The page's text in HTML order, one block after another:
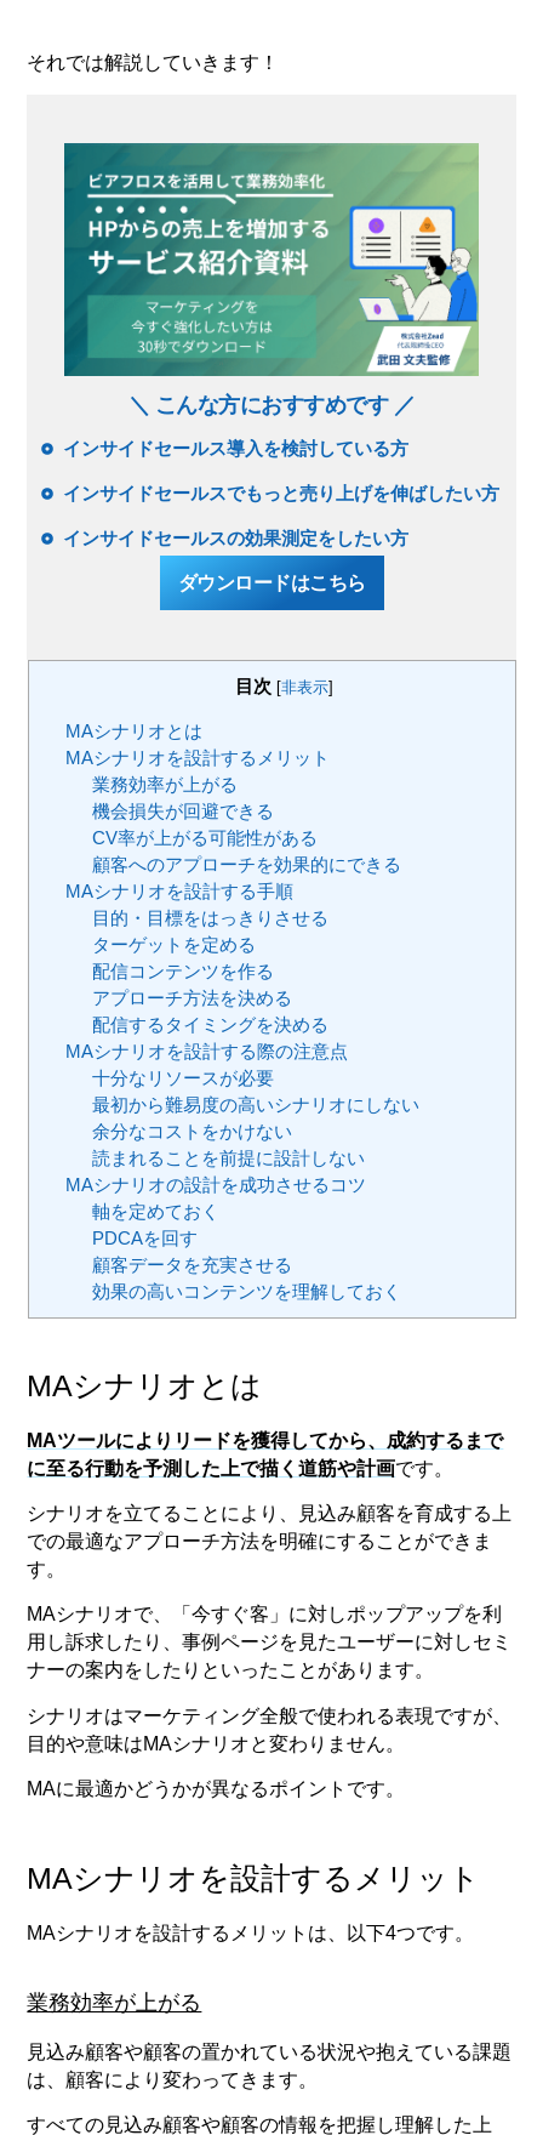
それでは解説していきます！
＼ こんな方におすすめです ／
インサイドセールス導入を検討している方
インサイドセールスでもっと売り上げを伸ばしたい方
インサイドセールスの効果測定をしたい方
ダウンロードはこちら
目次 [非表示]
MAシナリオとは
MAシナリオを設計するメリット
業務効率が上がる
機会損失が回避できる
CV率が上がる可能性がある
顧客へのアプローチを効果的にできる
MAシナリオを設計する手順
目的・目標をはっきりさせる
ターゲットを定める
配信コンテンツを作る
アプローチ方法を決める
配信するタイミングを決める
MAシナリオを設計する際の注意点
十分なリソースが必要
最初から難易度の高いシナリオにしない
余分なコストをかけない
読まれることを前提に設計しない
MAシナリオの設計を成功させるコツ
軸を定めておく
PDCAを回す
顧客データを充実させる
効果の高いコンテンツを理解しておく
MAシナリオとは
MAツールによりリードを獲得してから、成約するまで
に至る行動を予測した上で描く道筋や計画です。
シナリオを立てることにより、見込み顧客を育成する上
での最適なアプローチ方法を明確にすることができま
す。
MAシナリオで、「今すぐ客」に対しポップアップを利
用し訴求したり、事例ページを見たユーザーに対しセミ
ナーの案内をしたりといったことがあります。
シナリオはマーケティング全般で使われる表現ですが、
目的や意味はMAシナリオと変わりません。
MAに最適かどうかが異なるポイントです。
MAシナリオを設計するメリット
MAシナリオを設計するメリットは、以下4つです。
業務効率が上がる
見込み顧客や顧客の置かれている状況や抱えている課題
は、顧客により変わってきます。
すべての見込み顧客や顧客の情報を把握し理解した上